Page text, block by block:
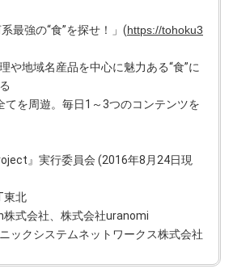
最強の“食”を探せ！」(https://tohoku3
や地域名産品を中心に魅力ある“食”に
発信する
てを周遊。毎日1～3つのコンテンツを
』実行委員会 (2016年8月24日現
東北
式会社、株式会社uranomi
ックシステムネットワークス株式会社